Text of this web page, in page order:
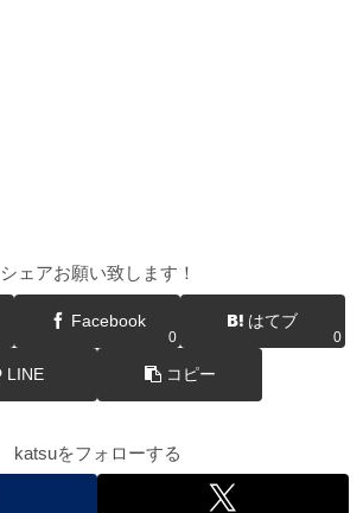
シェアお願い致します！
Facebook
0
はてブ
0
LINE コピー
katsuをフォローする